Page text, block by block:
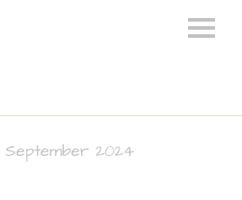
September 2024